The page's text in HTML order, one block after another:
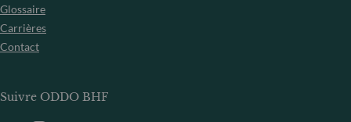
Glossaire
Carrières
Contact
Suivre ODDO BHF